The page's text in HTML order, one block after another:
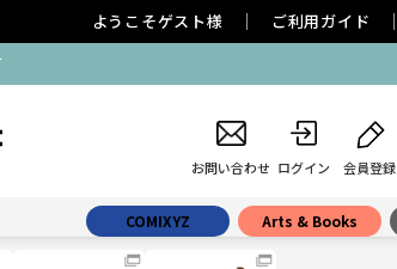
ようこそゲスト様 ご利用ガイド
お問い合わせ ログイン 会員登録
COMIXYZ Arts & Books